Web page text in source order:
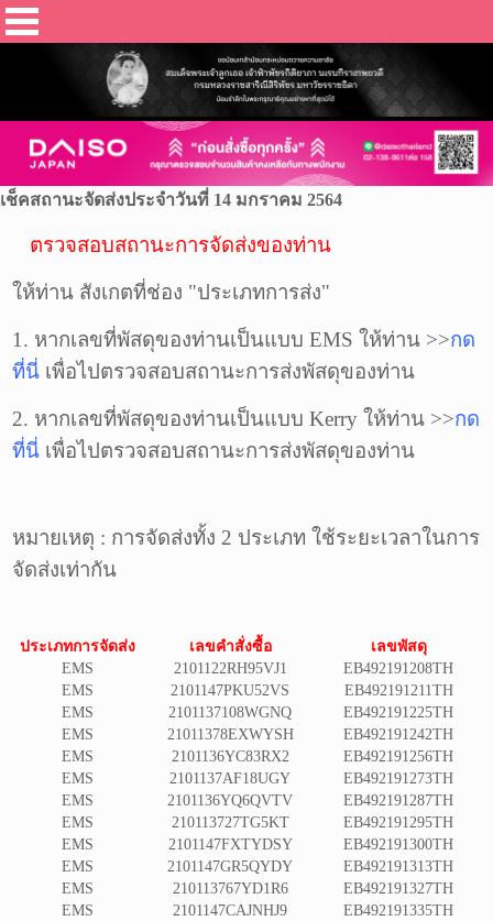
เช็คสถานะจัดส่งประจำวันที่ 14 มกราคม 2564
ตรวจสอบสถานะการจัดส่งของท่าน
ให้ท่าน สังเกตที่ช่อง "ประเภทการส่ง"
1. หากเลขที่พัสดุของท่านเป็นแบบ EMS ให้ท่าน >>กด
ที่นี่ เพื่อไปตรวจสอบสถานะการส่งพัสดุของท่าน
2. หากเลขที่พัสดุของท่านเป็นแบบ Kerry ให้ท่าน >>กด
ที่นี่ เพื่อไปตรวจสอบสถานะการส่งพัสดุของท่าน
หมายเหตุ : การจัดส่งทั้ง 2 ประเภท ใช้ระยะเวลาในการ
จัดส่งเท่ากัน
ประเภทการจัดส่ง เลขคำสั่งซื้อ
เลขพัสดุ
EMS
2101122RH95VJ1
EB492191208TH
EMS
2101147PKU52VS
EB492191211TH
EMS
2101137108WGNQ
EB492191225TH
EMS
21011378EXWYSH
EB492191242TH
EMS
2101136YC83RX2
EB492191256TH
EMS
2101137AF18UGY
EB492191273TH
EMS
2101136YQ6QVTV
EB492191287TH
EMS
210113727TG5KT
EB492191295TH
EMS
2101147FXTYDSY
EB492191300TH
EMS
2101147GR5QYDY
EB492191313TH
EMS
210113767YD1R6
EB492191327TH
EMS
2101147CAJNHJ9
EB492191335TH